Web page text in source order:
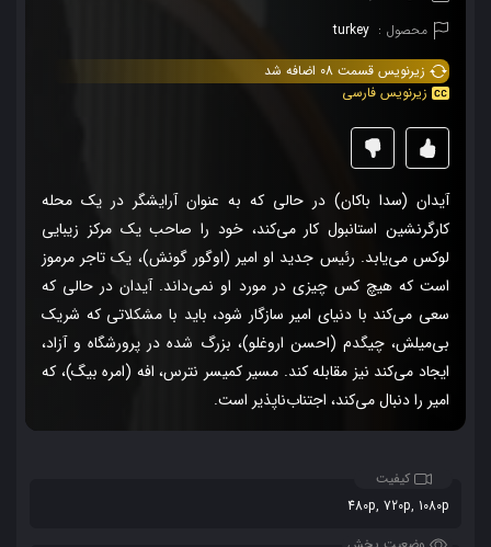
محصول : turkey
زیرنویس قسمت 08 اضافه شد
زیرنویس فارسی
آیدان (سدا باکان) در حالی که به عنوان آرایشگر در یک محله
کارگرنشین استانبول کار می‌کند، خود را صاحب یک مرکز زیبایی
لوکس می‌یابد. رئیس جدید او امیر (اوگور گونش)، یک تاجر مرموز
است که هیچ کس چیزی در مورد او نمی‌داند. آیدان در حالی که
سعی می‌کند با دنیای امیر سازگار شود، باید با مشکلاتی که شریک
بی‌میلش، چیگدم (احسن اروغلو)، بزرگ شده در پرورشگاه و آزاد،
ایجاد می‌کند نیز مقابله کند. مسیر کمیسر نترس، افه (امره بیگ)، که
امیر را دنبال می‌کند، اجتناب‌ناپذیر است.
کیفیت
480p, 720p, 1080p